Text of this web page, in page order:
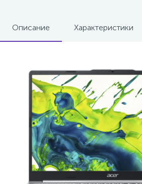
Описание Характеристики